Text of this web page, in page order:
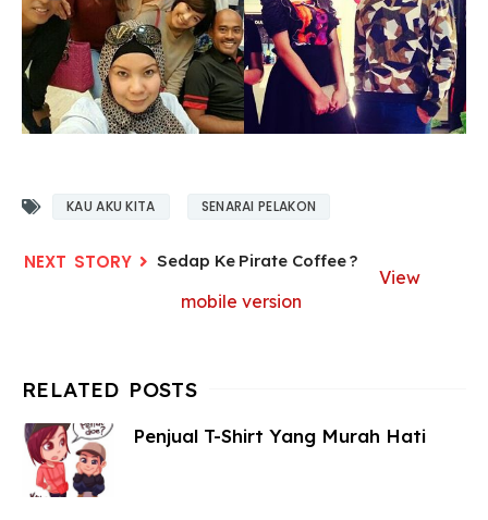
KAU AKU KITA SENARAI PELAKON
Sedap Ke Pirate Coffee ?
View
mobile version
Penjual T-Shirt Yang Murah Hati